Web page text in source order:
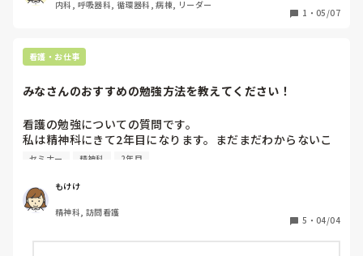
内科, 呼吸器科, 循環器科, 病棟, リーダー
1 ・ 05/07
看護・お仕事
みなさんのおすすめの勉強方法を教えてください！
看護の勉強についての質問です。
私は精神科にきて2年目になります。まだまだわからないこ
とが多く日々勉強という感じなのですが、どういう風に勉強
自分で本を買って勉強する、社内で定期的に勉強会が開かれ
る、セミナーなどに参加するなど、その時の自分に必要そう
なものを取り入れるという感じなのですが、みなさんはどの
ように知識や技術を身につけてらっしゃるでしょうか？
セミナー 精神科 2年目
もけけ
精神科, 訪問看護
5 ・ 04/04